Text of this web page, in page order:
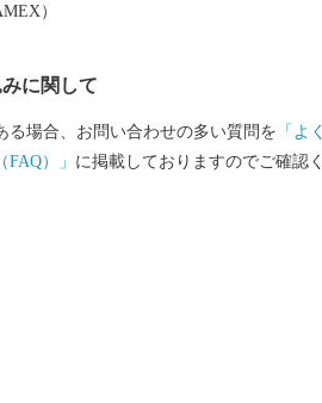
では紹介しきれません。長崎へお越しの際
）
に関して
る場合、お問い合わせの多い質問を 「よく
FAQ）」 に掲載しておりますのでご確認く